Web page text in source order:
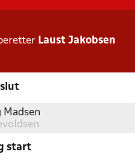
Laust Jakobsen
slut
Madsen
start